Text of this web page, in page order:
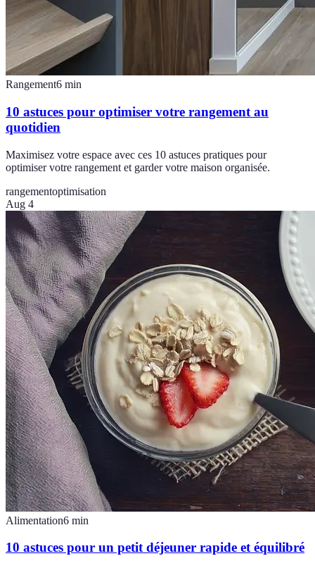
Rangement6 min
10 astuces pour optimiser votre rangement au
quotidien
Maximisez votre espace avec ces 10 astuces pratiques pour
optimiser votre rangement et garder votre maison organisée.
rangementoptimisation
Aug 4
Alimentation6 min
10 astuces pour un petit déjeuner rapide et équilibré